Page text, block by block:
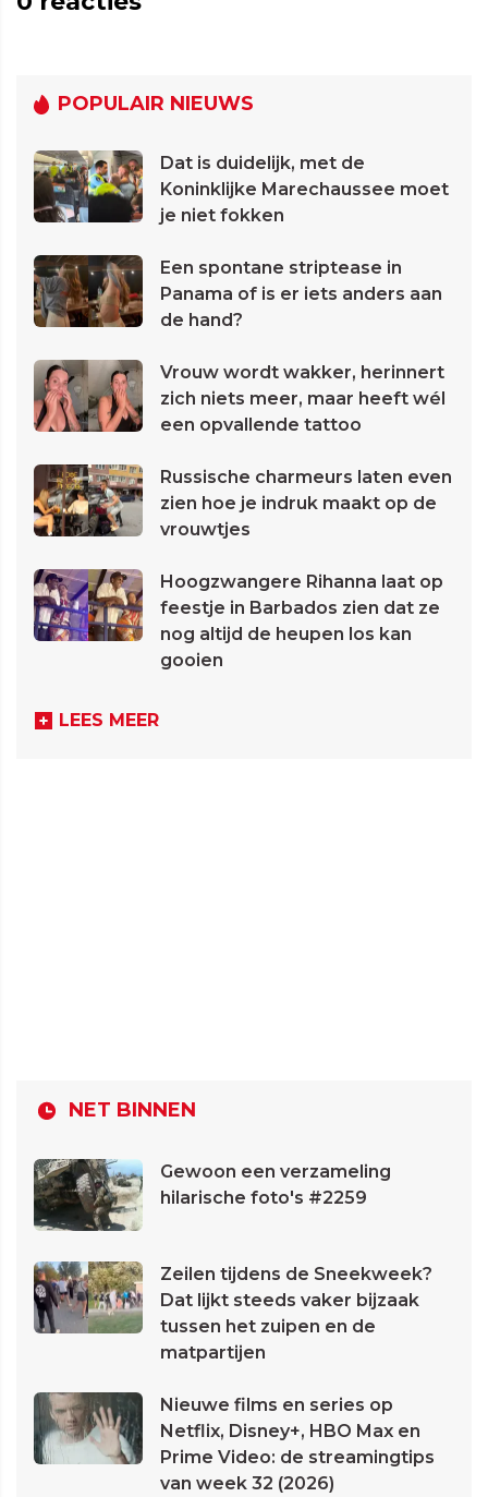
POPULAIR NIEUWS
Dat is duidelijk, met de
Koninklijke Marechaussee moet
je niet fokken
Een spontane striptease in
Panama of is er iets anders aan
de hand?
Vrouw wordt wakker, herinnert
zich niets meer, maar heeft wél
een opvallende tattoo
Russische charmeurs laten even
zien hoe je indruk maakt op de
vrouwtjes
Hoogzwangere Rihanna laat op
feestje in Barbados zien dat ze
nog altijd de heupen los kan
gooien
LEES MEER
NET BINNEN
Gewoon een verzameling
hilarische foto's #2259
Zeilen tijdens de Sneekweek?
Dat lijkt steeds vaker bijzaak
tussen het zuipen en de
matpartijen
Nieuwe films en series op
Netflix, Disney+, HBO Max en
Prime Video: de streamingtips
van week 32 (2026)